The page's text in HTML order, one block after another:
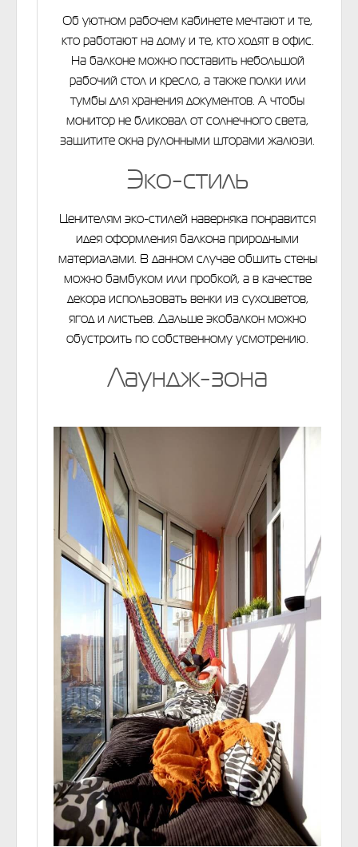
Об уютном рабочем кабинете мечтают и те,
кто работают на дому и те, кто ходят в офис.
На балконе можно поставить небольшой
рабочий стол и кресло, а также полки или
тумбы для хранения документов. А чтобы
монитор не бликовал от солнечного света,
защитите окна рулонными шторами жалюзи.
Эко-стиль
Ценителям эко-стилей наверняка понравится
идея оформления балкона природными
материалами. В данном случае обшить стены
можно бамбуком или пробкой, а в качестве
декора использовать венки из сухоцветов,
ягод и листьев. Дальше экобалкон можно
обустроить по собственному усмотрению.
Лаундж-зона